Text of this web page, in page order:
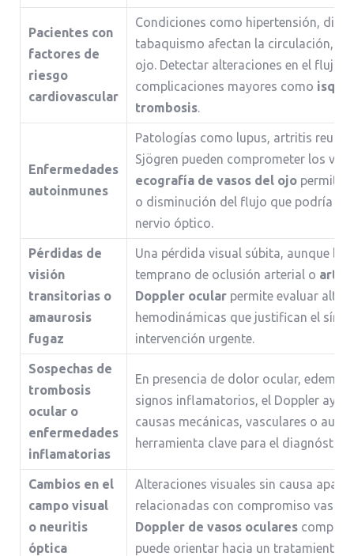
Pacientes con
factores de
riesgo
cardiovascular
Condiciones como hipertensión,
tabaquismo afectan la circulación,
ojo. Detectar alteraciones en el flujo
complicaciones mayores como
trombosis.
Enfermedades
autoinmunes
Patologías como lupus, artritis
Sjögren pueden comprometer los
ecografía de vasos del ojo permite
o disminución del flujo que podría
nervio óptico.
Pérdidas de
visión
transitorias o
amaurosis
fugaz
Una pérdida visual súbita, aunque
temprano de oclusión arterial o
Doppler ocular permite evaluar
hemodinámicas que justifican el
intervención urgente.
Sospechas de
trombosis
ocular o
enfermedades
inflamatorias
En presencia de dolor ocular, edema,
signos inflamatorios, el Doppler
causas mecánicas, vasculares o
herramienta clave para el
Cambios en el
campo visual
o neuritis
óptica
Alteraciones visuales sin causa
relacionadas con compromiso
Doppler de vasos oculares
puede orientar hacia un tratamiento